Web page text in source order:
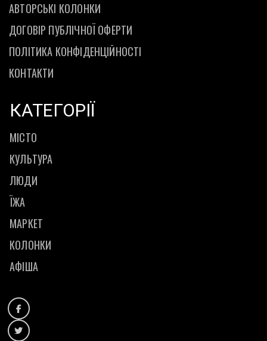
АВТОРСЬКІ КОЛОНКИ
ДОГОВІР ПУБЛІЧНОЇ ОФЕРТИ
ПОЛІТИКА КОНФІДЕНЦІЙНОСТІ
КОНТАКТИ
КАТЕГОРІЇ
МІСТО
КУЛЬТУРА
ЛЮДИ
ЇЖА
МАРКЕТ
КОЛОНКИ
АФІША